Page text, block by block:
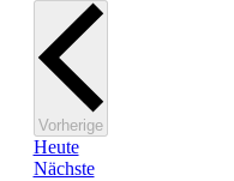
VorherigeVeranstaltungen
Heute
NächsteVeranstaltungen